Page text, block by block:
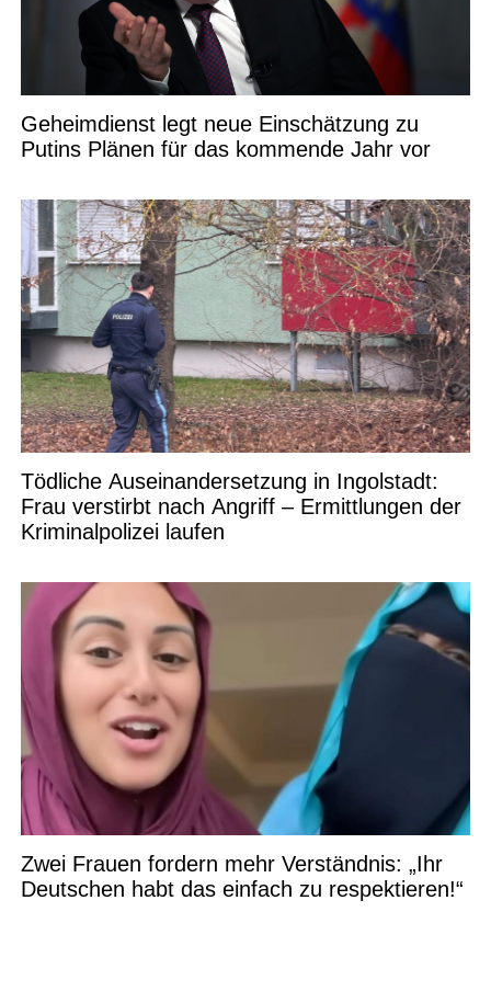
Geheimdienst legt neue Einschätzung zu
Putins Plänen für das kommende Jahr vor
Tödliche Auseinandersetzung in Ingolstadt:
Frau verstirbt nach Angriff – Ermittlungen der
Kriminalpolizei laufen
Zwei Frauen fordern mehr Verständnis: „Ihr
Deutschen habt das einfach zu respektieren!“